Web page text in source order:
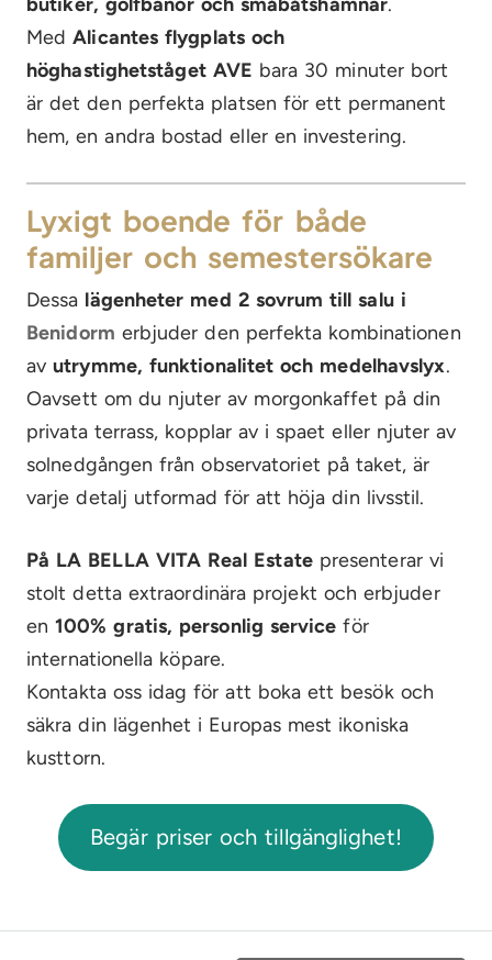
MedAlicantes flygplats och
höghastighetståget AVE bara 30 minuter bort
är det den perfekta platsen för ett permanent
hem, en andra bostad eller en investering.
Lyxigt boende för både
familjer och semestersökare
Dessa lägenheter med 2 sovrum till salu i
Benidorm erbjuder den perfekta kombinationen
avutrymme, funktionalitet och medelhavslyx.
Oavsett om du njuter av morgonkaffet på din
privata terrass, kopplar av i spaet eller njuter av
solnedgången från observatoriet på taket, är
varje detalj utformad för att höja din livsstil.
På LA BELLA VITA Real Estatepresenterar vi
stolt detta extraordinära projekt och erbjuder
en100% gratis, personlig service för
internationella köpare.
Kontakta oss idag för att boka ett besök och
säkra din lägenhet i Europas mest ikoniska
kusttorn.
Begär priser och tillgänglighet!